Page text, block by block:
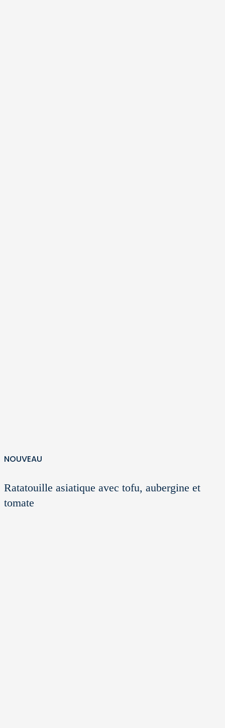
NOUVEAU
Ratatouille asiatique avec tofu, aubergine et
tomate